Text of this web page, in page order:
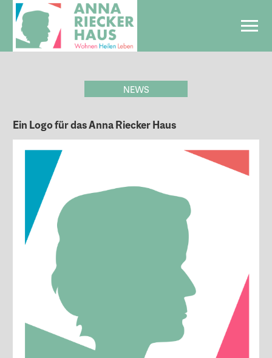
NEWS
Ein Logo für das Anna Riecker Haus